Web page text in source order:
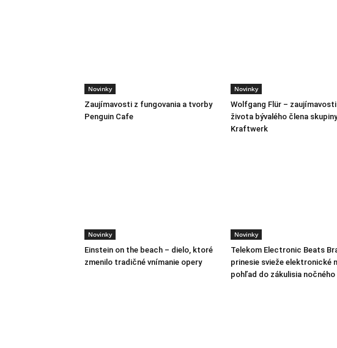
Novinky
Zaujímavosti z fungovania a tvorby
Penguin Cafe
Novinky
Wolfgang Flür –
života bývalého člena skupiny
Kraftwerk
Novinky
Einstein on the beach – dielo, ktoré
zmenilo tradičné vnímanie opery
Novinky
Telekom Electronic Beats
prinesie svieže elektronické
pohľad do zákulisia